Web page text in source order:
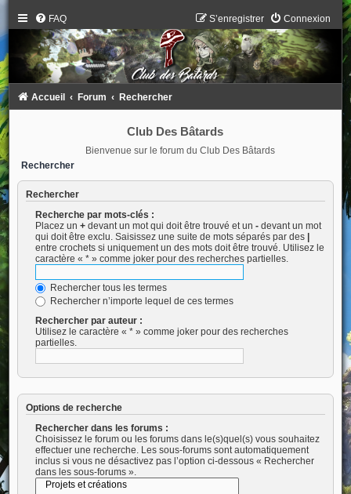
FAQ Connexion
S’enregistrer
Accueil Forum Rechercher
Club Des Bâtards
Bienvenue sur le forum du Club Des Bâtards
Rechercher
Rechercher
Recherche par mots-clés :
Placez un +devant un mot qui doit être trouvé et un -devant un mot
qui doit être exclu. Saisissez une suite de mots séparés par des |
entre crochets si uniquement un des mots doit être trouvé. Utilisez le
caractère « * » comme joker pour des recherches partielles.
Rechercher tous les termes
Rechercher n’importe lequel de ces termes
Rechercher par auteur :
Utilisez le caractère « * » comme joker pour des recherches
partielles.
Options de recherche
Rechercher dans les forums :
Choisissez le forum ou les forums dans le(s)quel(s) vous souhaitez
effectuer une recherche. Les sous-forums sont automatiquement
inclus si vous ne désactivez pas l’option ci-dessous « Rechercher
dans les sous-forums ».